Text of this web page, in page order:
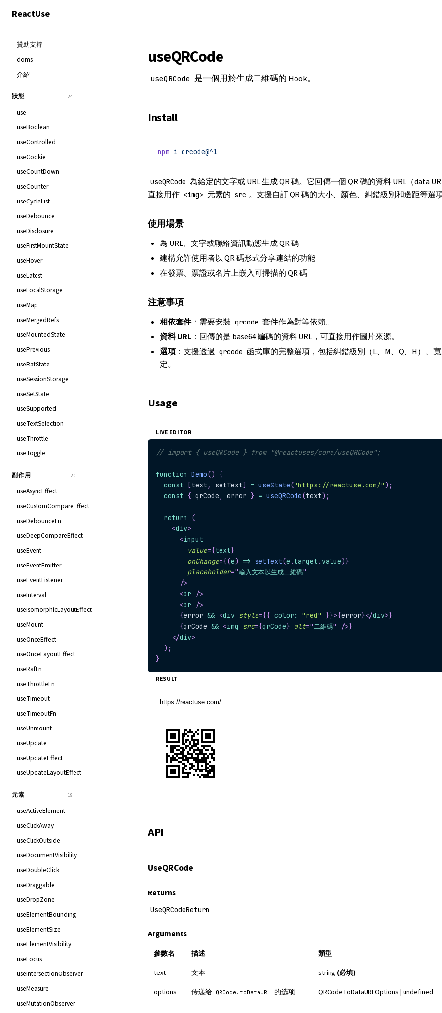
ReactUse
贊助支持
doms
介紹
狀態 24
use
useBoolean
useControlled
useCookie
useCountDown
useCounter
useCycleList
useDebounce
useDisclosure
useFirstMountState
useHover
useLatest
useLocalStorage
useMap
useMergedRefs
useMountedState
usePrevious
useRafState
useSessionStorage
useSetState
useSupported
useTextSelection
useThrottle
useToggle
副作用 20
useAsyncEffect
useCustomCompareEffect
useDebounceFn
useDeepCompareEffect
useEvent
useEventEmitter
useEventListener
useInterval
useIsomorphicLayoutEffect
useMount
useOnceEffect
useOnceLayoutEffect
useRafFn
useThrottleFn
useTimeout
useTimeoutFn
useUnmount
useUpdate
useUpdateEffect
useUpdateLayoutEffect
元素 19
useActiveElement
useClickAway
useClickOutside
useDocumentVisibility
useDoubleClick
useDraggable
useDropZone
useElementBounding
useElementSize
useElementVisibility
useFocus
useIntersectionObserver
useMeasure
useMutationObserver
useQRCode
useQRCode 是一個用於生成二維碼的 Hook。
Install
npm i qrcode@^1
useQRCode 為給定的文字或 URL 生成 QR 碼。它回傳一個 QR 碼的資料 URL（data
直接用作 <img> 元素的 src 。支援自訂 QR 碼的大小、顏色、糾錯級別和邊距等選項
使用場景
為 URL、文字或聯絡資訊動態生成 QR 碼
建構允許使用者以 QR 碼形式分享連結的功能
在發票、票證或名片上嵌入可掃描的 QR 碼
注意事項
相依套件：需要安裝 qrcode 套件作為對等依賴。
資料 URL ：回傳的是 base64 編碼的資料 URL，可直接用作圖片來源。
選項 ：支援透過 qrcode 函式庫的完整選項，包括糾錯級別（L、M、Q、H）、
定。
Usage
LIVE EDITOR
// import { useQRCode } from "@reactuses/core/useQRCode";
function Demo()
{
const
[text , setText] = useState("https://reactuse.com/") ;
const { qrCode , error } = useQRCode(text) ;
return
(
<div>
<input
value={text}
onChange={(e) => setText(e . target . value)}
placeholder="輸入文本以生成二維碼"
/>
<br
/>
<br
/>
{error && <div style={{ color : "red" }}>{error}</div>}
{qrCode && <img src={qrCode} alt="二維碼" />}
</div>
) ;
}
RESULT
API
UseQRCode
Returns
UseQRCodeReturn
Arguments
參數名 描述 類型
text
文本 string (必填)
options
传递给 QRCode.toDataURL 的选项 QRCodeToDataURLOptions | undefined